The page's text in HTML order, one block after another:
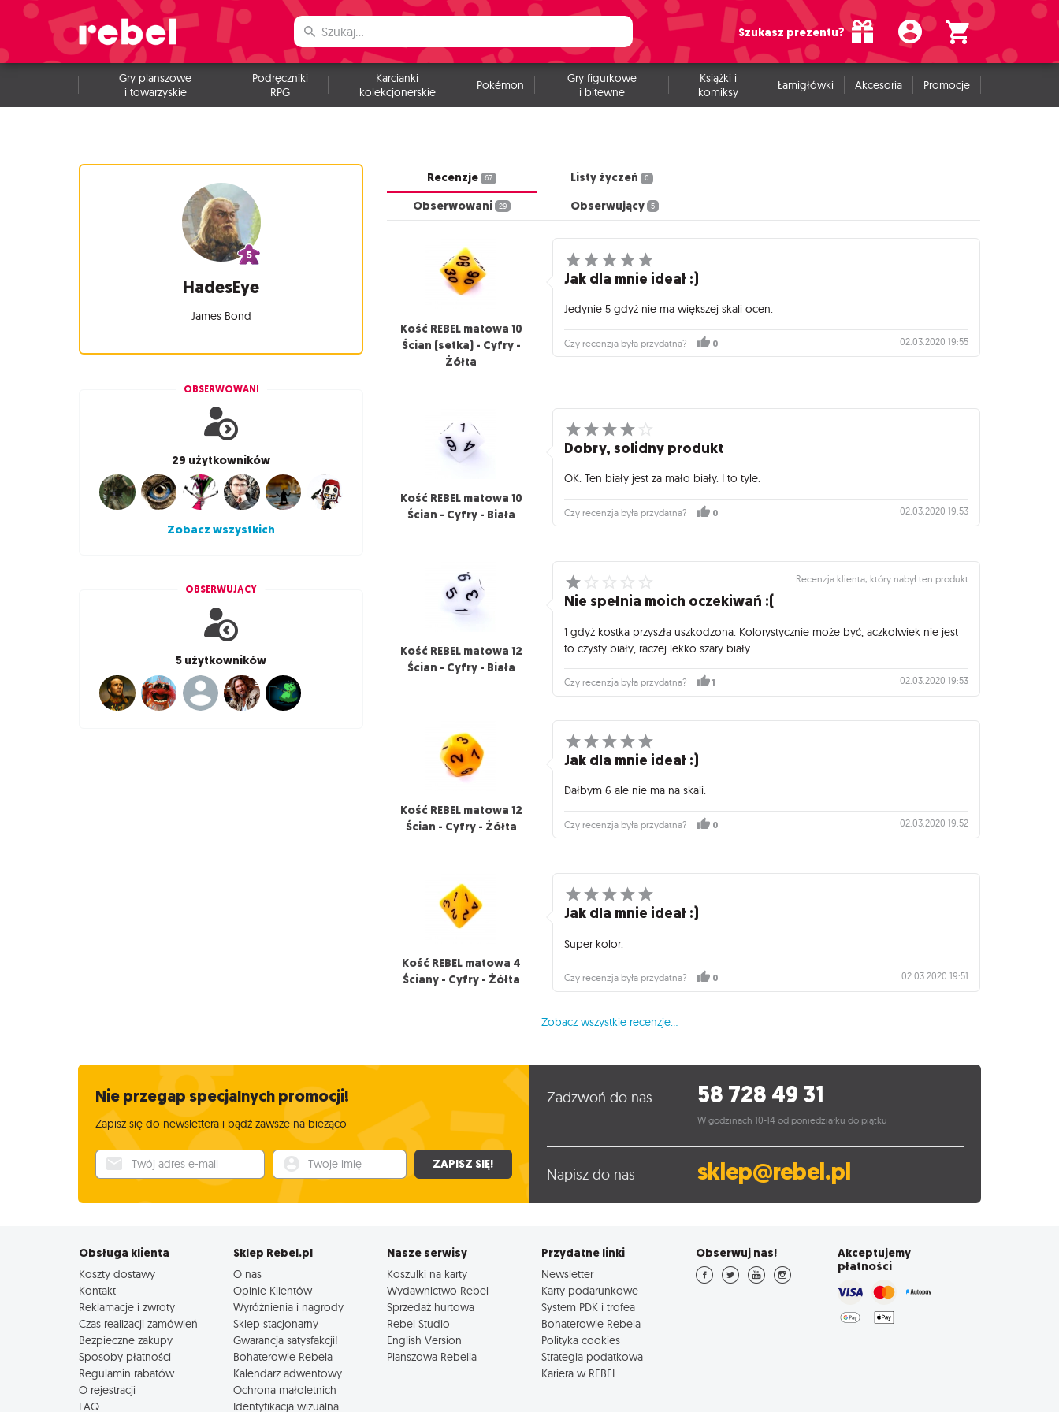
Szukasz prezentu?
Gry planszowe
i towarzyskie
Podręczniki
RPG
Karcianki
kolekcjonerskie
Pokémon
Gry figurkowe
i bitewne
Książki i
komiksy
Łamigłówki Akcesoria Promocje
HadesEye
James Bond
OBSERWOWANI
29 użytkowników
Zobacz wszystkich
OBSERWUJĄCY
5 użytkowników
Recenzje 67 Listy życzeń 0
Obserwowani 29 Obserwujący 5
Kość REBEL matowa 10
Ścian (setka) - Cyfry -
Żółta
Jak dla mnie ideał :)
Jedynie 5 gdyż nie ma większej skali ocen.
Czy recenzja była przydatna? 0 02.03.2020 19:55
Kość REBEL matowa 10
Ścian - Cyfry - Biała
Dobry, solidny produkt
OK. Ten biały jest za mało biały. I to tyle.
Czy recenzja była przydatna? 0 02.03.2020 19:53
Kość REBEL matowa 12
Ścian - Cyfry - Biała
Recenzja klienta, który nabył ten produkt
Nie spełnia moich oczekiwań :(
1 gdyż kostka przyszła uszkodzona. Kolorystycznie może być, aczkolwiek nie jest
to czysty biały, raczej lekko szary biały.
Czy recenzja była przydatna? 1 02.03.2020 19:53
Kość REBEL matowa 12
Ścian - Cyfry - Żółta
Jak dla mnie ideał :)
Dałbym 6 ale nie ma na skali.
Czy recenzja była przydatna? 0 02.03.2020 19:52
Kość REBEL matowa 4
Ściany - Cyfry - Żółta
Jak dla mnie ideał :)
Super kolor.
Czy recenzja była przydatna? 0 02.03.2020 19:51
Zobacz wszystkie recenzje...
Nie przegap specjalnych promocji!
Zapisz się do newslettera i bądź zawsze na bieżąco
Twój adres e-mail Twoje imię ZAPISZ SIĘ!
Zadzwoń do nas 58 728 49 31
W godzinach 10-14 od poniedziałku do piątku
Napisz do nas sklep@rebel.pl
Obsługa klienta
Koszty dostawy
Kontakt
Reklamacje i zwroty
Czas realizacji zamówień
Bezpieczne zakupy
Sposoby płatności
Regulamin rabatów
O rejestracji
FAQ
Sklep Rebel.pl
O nas
Opinie Klientów
Wyróżnienia i nagrody
Sklep stacjonarny
Gwarancja satysfakcji!
Bohaterowie Rebela
Kalendarz adwentowy
Ochrona małoletnich
Identyfikacja wizualna
Nasze serwisy
Koszulki na karty
Wydawnictwo Rebel
Sprzedaż hurtowa
Rebel Studio
English Version
Planszowa Rebelia
Przydatne linki
Newsletter
Karty podarunkowe
System PDK i trofea
Bohaterowie Rebela
Polityka cookies
Strategia podatkowa
Kariera w REBEL
Obserwuj nas!
Akceptujemy
płatności